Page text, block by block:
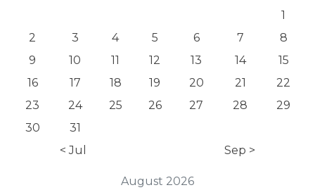
August 2026
1
2
3 4 5 6 7
8
9
10 11 12 13 14
15
16
17 18 19 20 21
22
23
24 25 26 27 28
29
30
31
< Jul
Sep >